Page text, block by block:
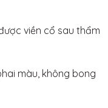
viền cổ sau thẩm
màu, không bong